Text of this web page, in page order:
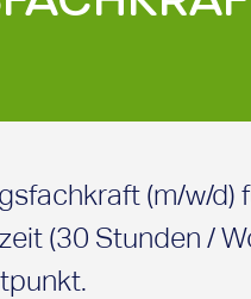
(m/w/d)
(30 Stunden /